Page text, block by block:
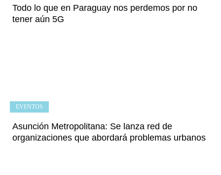
Todo lo que en Paraguay nos perdemos por no
tener aún 5G
Asunción Metropolitana: Se lanza red de
organizaciones que abordará problemas urbanos
EVENTOS